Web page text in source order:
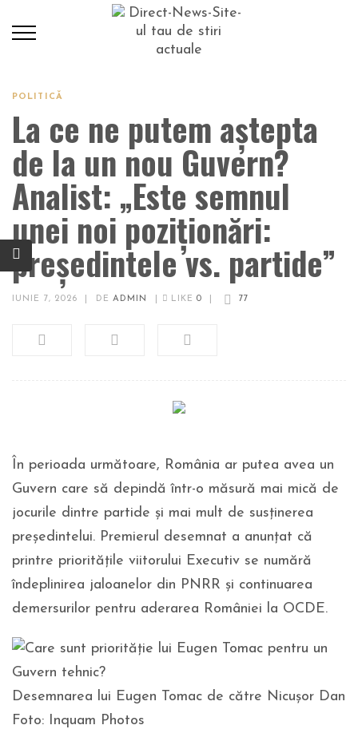
POLITICĂ
La ce ne putem aştepta
de la un nou Guvern?
Analist: „Este semnul
unei noi poziționări:
președintele vs. partide”
IUNIE 7, 2026 DE ADMIN LIKE 0 77
În perioada următoare, România ar putea avea un
Guvern care să depindă într-o măsură mai mică de
jocurile dintre partide și mai mult de susținerea
președintelui. Premierul desemnat a anunțat că
printre prioritățile viitorului Executiv se numără
îndeplinirea jaloanelor din PNRR și continuarea
demersurilor pentru aderarea României la OCDE.
Desemnarea lui Eugen Tomac de către Nicuşor Dan
Foto: Inquam Photos